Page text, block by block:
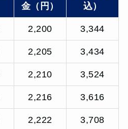
金（円）
込）
2,200 3,344
2,205 3,434
2,210 3,524
2,216 3,616
2,222 3,708